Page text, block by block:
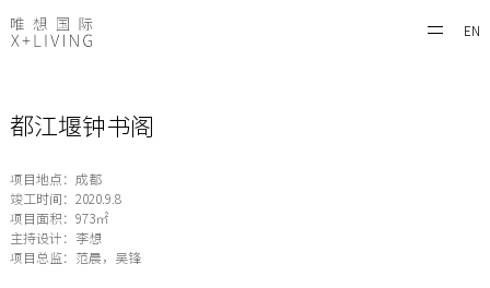
EN
都江堰钟书阁
项目地点：成都
竣工时间：2020.9.8
项目面积：973㎡
主持设计：李想
项目总监：范晨，吴锋